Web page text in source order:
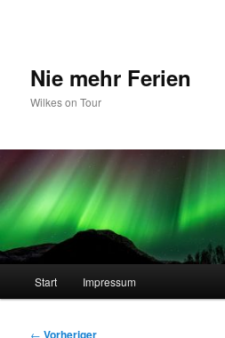
Nie mehr Ferien
Wilkes on Tour
Start Impressum
Beitragsnavigation
← Vorheriger